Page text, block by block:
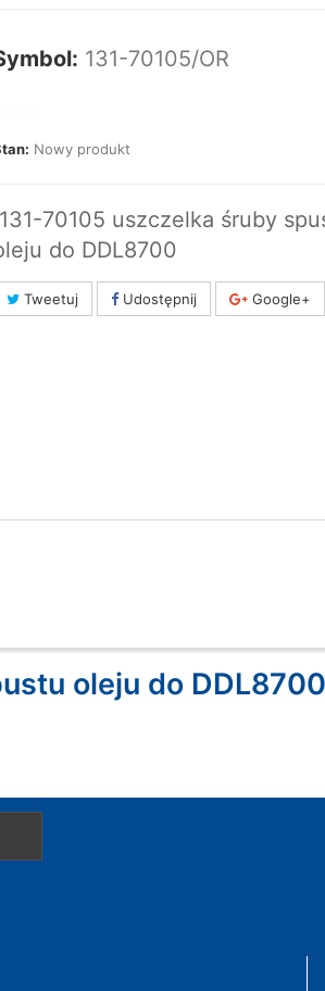
131-70105/OR
Nowy produkt
131-70105 uszczelka śruby
do DDL8700
Tweetuj Udostępnij Google+
oleju do